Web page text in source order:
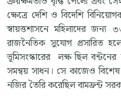
ক্ষেত্রে দেশি ও বিদেশি
স্বায়ত্তশাসনে মহিলাদের
রাজনৈতিক সুযোগ প্রসারিত
ভূমিসংস্কারের লক্ষ ছিল বন্টনের
সমন্বয় সাধন। সে কাজেও
নজির তৈরি করেছিল বামফ্রন্ট